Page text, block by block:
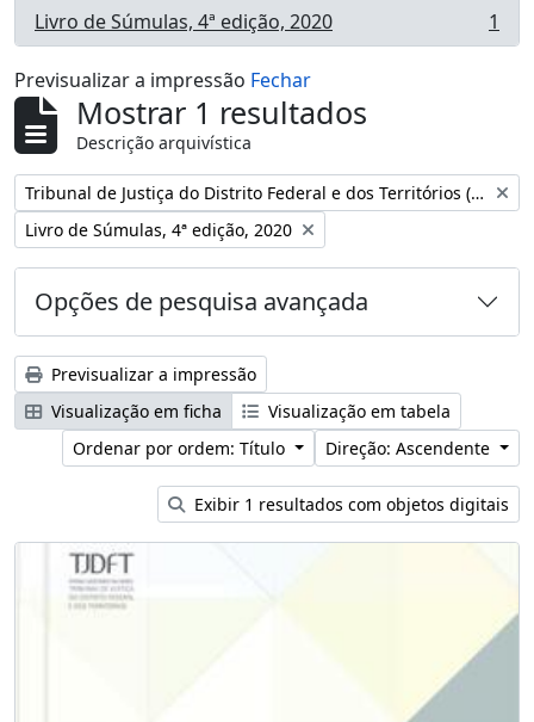
Livro de Súmulas, 4ª edição, 2020
, 1 resultados 1
Previsualizar a impressão Fechar
Mostrar 1 resultados
Descrição arquivística
Remover filtro:
Tribunal de Justiça do Distrito Federal e dos Territórios (Brasil)
Remover filtro:
Livro de Súmulas, 4ª edição, 2020
Opções de pesquisa avançada
Previsualizar a impressão
Visualização em ficha
Visualização em tabela
Ordenar por ordem: Título
Direção: Ascendente
Exibir 1 resultados com objetos digitais